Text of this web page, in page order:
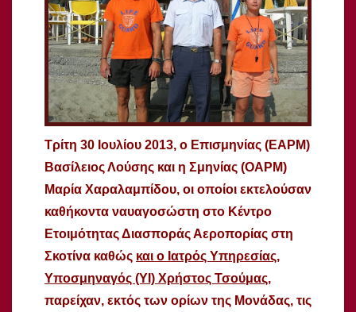
Τρίτη 30 Ιουλίου 2013, ο Επισμηνίας (ΕΑΡΜ)
Βασίλειος Λούσης και η Σμηνίας (ΟΑΡΜ)
Μαρία Χαραλαμπίδου, οι οποίοι εκτελούσαν
καθήκοντα ναυαγοσώστη στο Κέντρο
Ετοιμότητας Διασποράς Αεροπορίας στη
Σκοτίνα καθώς και ο Ιατρός Υπηρεσίας,
Υποσμηναγός (ΥΙ) Χρήστος Τσούμας,
παρείχαν, εκτός των ορίων της Μονάδας, τις